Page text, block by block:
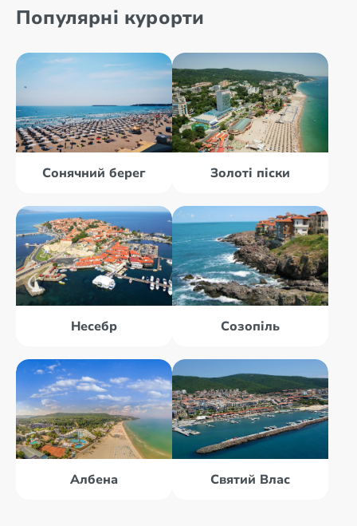
Популярні курорти
Сонячний берег Золоті піски
Несебр Созопіль
Албена Святий Влас